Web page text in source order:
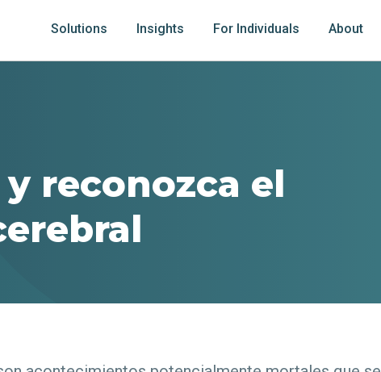
Solutions Insights For Individuals About
reconozca el